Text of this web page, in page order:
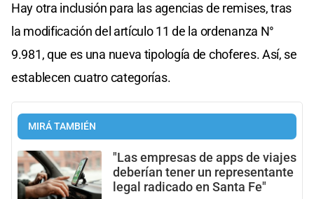
Hay otra inclusión para las agencias de remises, tras
la modificación del artículo 11 de la ordenanza N°
9.981, que es una nueva tipología de choferes. Así, se
establecen cuatro categorías.
MIRÁ TAMBIÉN
"Las empresas de apps de viajes
deberían tener un representante
legal radicado en Santa Fe"